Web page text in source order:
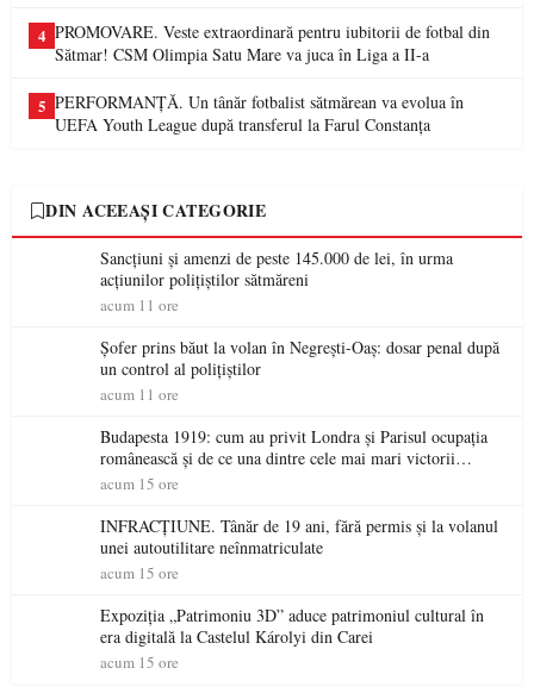
4 PROMOVARE. Veste extraordinară pentru iubitorii de fotbal din
Sătmar! CSM Olimpia Satu Mare va juca în Liga a II-a
5 PERFORMANȚĂ. Un tânăr fotbalist sătmărean va evolua în
UEFA Youth League după transferul la Farul Constanța
DIN ACEEAȘI CATEGORIE
Sancțiuni și amenzi de peste 145.000 de lei, în urma
acțiunilor polițiștilor sătmăreni
acum 11 ore
Șofer prins băut la volan în Negrești-Oaș: dosar penal după
un control al polițiștilor
acum 11 ore
Budapesta 1919: cum au privit Londra și Parisul ocupația
românească și de ce una dintre cele mai mari victorii
militare ale României a devenit o controversă diplomatică
acum 15 ore
INFRACȚIUNE. Tânăr de 19 ani, fără permis și la volanul
unei autoutilitare neînmatriculate
acum 15 ore
Expoziția „Patrimoniu 3D” aduce patrimoniul cultural în
era digitală la Castelul Károlyi din Carei
acum 15 ore